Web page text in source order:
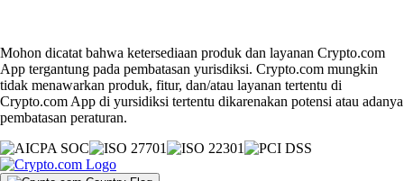
Mohon dicatat bahwa ketersediaan produk dan layanan Crypto.com
App tergantung pada pembatasan yurisdiksi. Crypto.com mungkin
tidak menawarkan produk, fitur, dan/atau layanan tertentu di
Crypto.com App di yursidiksi tertentu dikarenakan potensi atau adanya
pembatasan peraturan.